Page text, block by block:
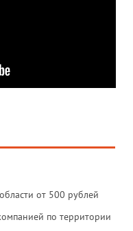
от 500 рублей
по территории